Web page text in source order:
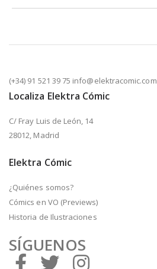
(+34) 91 521 39 75 info@elektracomic.com
Localiza Elektra Cómic
C/ Fray Luis de León, 14
28012, Madrid
Elektra Cómic
¿Quiénes somos?
Cómics en VO (Previews)
Historia de Ilustraciones
SÍGUENOS